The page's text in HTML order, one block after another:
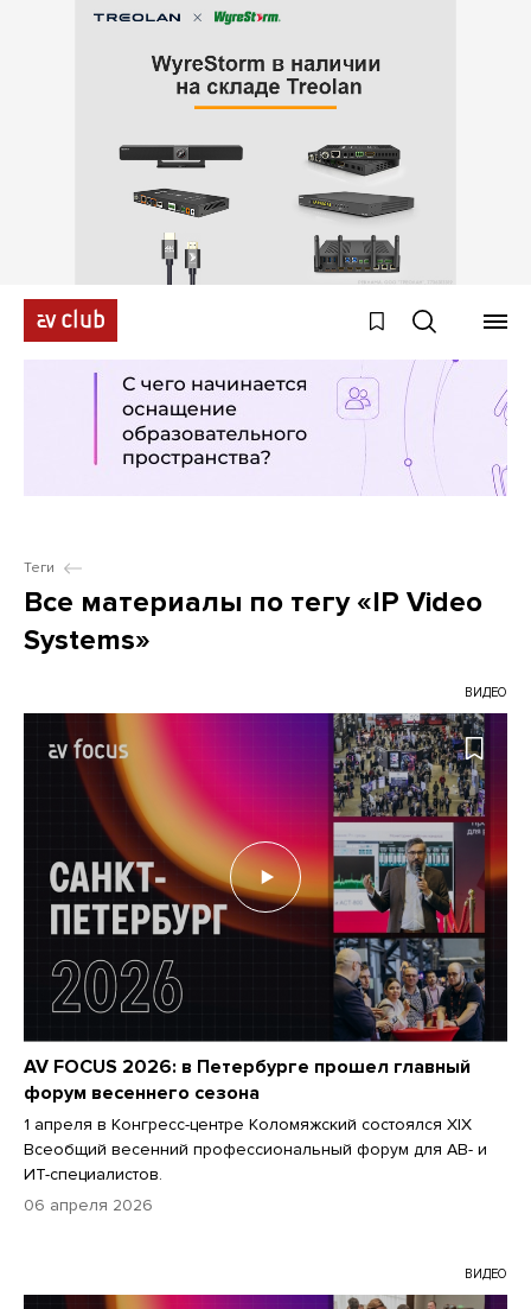
Теги
Все материалы по тегу «IP Video
Systems»
ВИДЕО
AV FOCUS 2026: в Петербурге прошел главный
форум весеннего сезона
1 апреля в Конгресс-центре Коломяжский состоялся XIX
Всеобщий весенний профессиональный форум для АВ- и
ИТ-специалистов.
06 апреля 2026
ВИДЕО